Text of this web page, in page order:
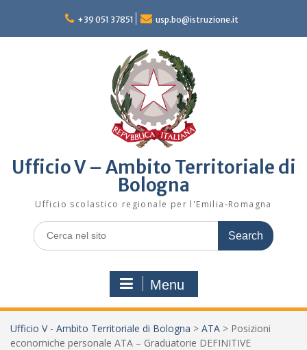
content
+39 051 37851 usp.bo@istruzione.it
Ufficio V – Ambito Territoriale di
Bologna
Ufficio scolastico regionale per l'Emilia-Romagna
Search
for:
Menu
Ufficio V - Ambito Territoriale di Bologna > ATA > Posizioni
economiche personale ATA – Graduatorie DEFINITIVE